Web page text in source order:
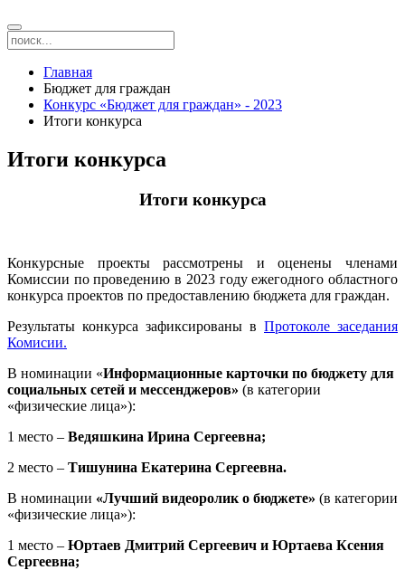
Главная
Бюджет для граждан
Конкурс «Бюджет для граждан» - 2023
Итоги конкурса
Итоги конкурса
Итоги конкурса
Конкурсные проекты рассмотрены и оценены членами
Комиссии по проведению в 2023 году ежегодного областного
конкурса проектов по предоставлению бюджета для граждан.
Результаты конкурса зафиксированы в Протоколе заседания
Комисии.
В номинации «Информационные карточки по бюджету для
социальных сетей и мессенджеров» (в категории
«физические лица»):
1 место – Ведяшкина Ирина Сергеевна;
2 место – Тишунина Екатерина Сергеевна.
В номинации «Лучший видеоролик о бюджете» (в категории
«физические лица»):
1 место – Юртаев Дмитрий Сергеевич и Юртаева Ксения
Сергеевна;